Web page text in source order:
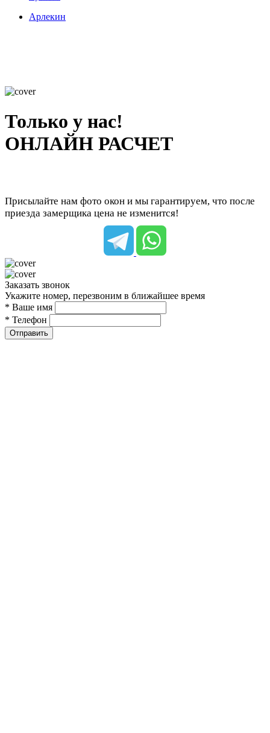
Арлекин
Только у нас!
ОНЛАЙН РАСЧЕТ
Присылайте нам фото окон и мы гарантируем, что после
приезда замерщика цена не изменится!
Заказать звонок
Укажите номер, перезвоним в ближайшее время
* Ваше имя
* Телефон
Отправить